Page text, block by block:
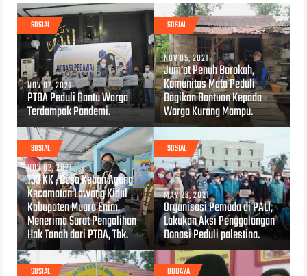
SOSIAL
NOV 07, 2021
PTBA Peduli Bantu Warga
Terdampak Pandemi.
SOSIAL
NOV 05, 2021
Jum'at Penuh Barokah,
Komunitas Mata Peduli
Bagikan Bantuan Kepada
Warga Kurang Mampu.
SOSIAL
NOV 02, 2021
133 KK , Desa Keban Agung
Kecamatan Lawang Kidul
Kabupaten Muara Enim,
Menerima Surat Pengalihan
Hak Tanah dari PTBA, Tbk.
SOSIAL
MAY 23, 2021
Organisasi Pemuda di PALI,
Lakukan Aksi Penggalangan
Donasi Peduli palestina.
SOSIAL BUDAYA